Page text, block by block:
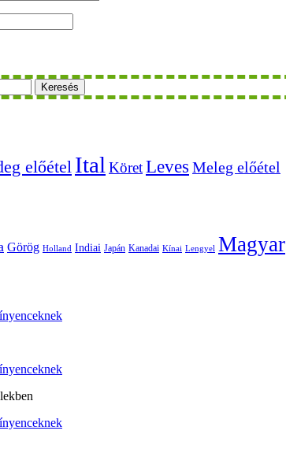
Keresés
előétel Ital KöretLeves Meleg előétel
Görög Holland Indiai Japán Kanadai Kínai Lengyel Magyar